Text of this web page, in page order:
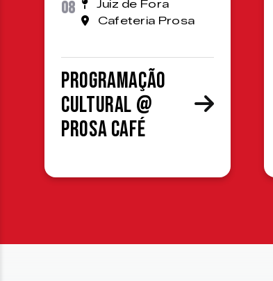
08
Juiz de Fora
Cafeteria Prosa
Programação
cultural @
Prosa Café